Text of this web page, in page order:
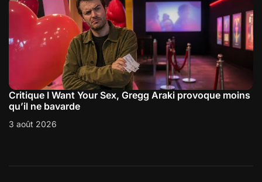
Critique I Want Your Sex, Gregg Araki provoque moins
qu’il ne bavarde
3 août 2026